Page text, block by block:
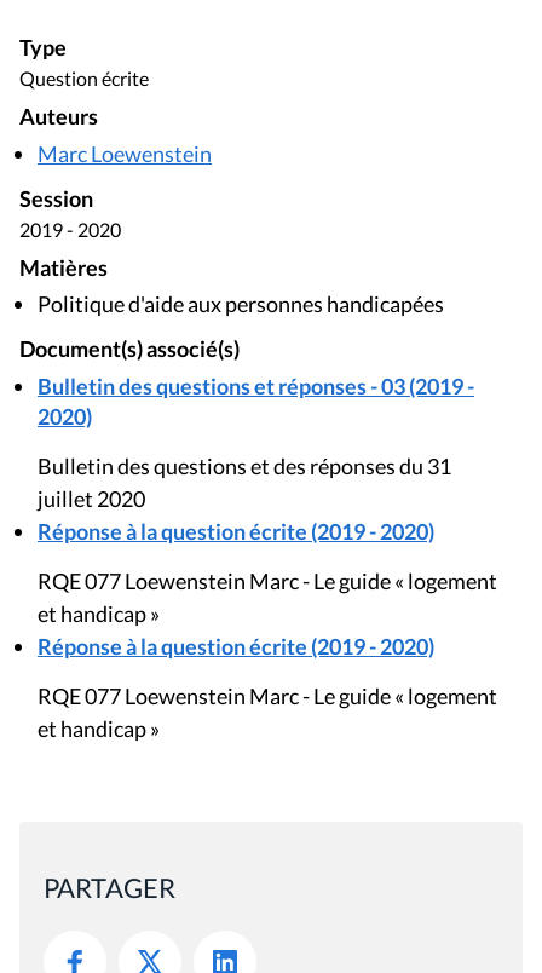
Type
Question écrite
Auteurs
Marc Loewenstein
Session
2019 - 2020
Matières
Politique d'aide aux personnes handicapées
Document(s) associé(s)
Bulletin des questions et réponses - 03 (2019 -
2020)
Bulletin des questions et des réponses du 31
juillet 2020
Réponse à la question écrite (2019 - 2020)
RQE 077 Loewenstein Marc - Le guide « logement
et handicap »
Réponse à la question écrite (2019 - 2020)
RQE 077 Loewenstein Marc - Le guide « logement
et handicap »
PARTAGER